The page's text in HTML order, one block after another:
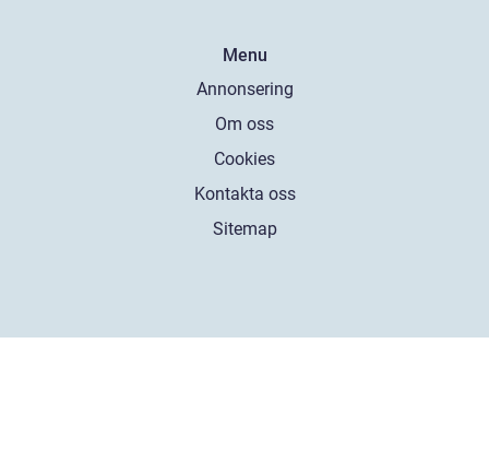
Menu
Annonsering
Om oss
Cookies
Kontakta oss
Sitemap